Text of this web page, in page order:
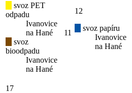
svoz PET
odpadu
Ivanovice
na Hané
svoz
bioodpadu
Ivanovice
na Hané
11
12
svoz papíru
Ivanovice
na Hané
17